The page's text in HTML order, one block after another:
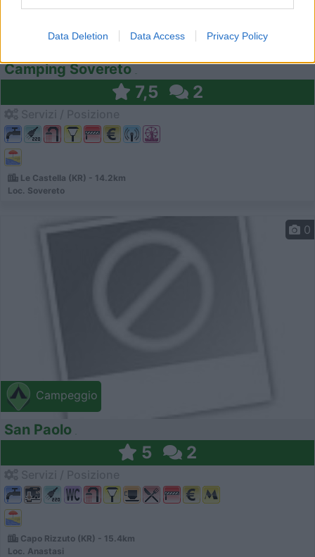
Data Deletion Data Access Privacy Policy
Campeggio
Camping Sovereto
7,5 2
Le Castella (KR) - 14.2km
Loc. Sovereto
Campeggio
0
San Paolo
5 2
Capo Rizzuto (KR) - 15.4km
Loc. Anastasi